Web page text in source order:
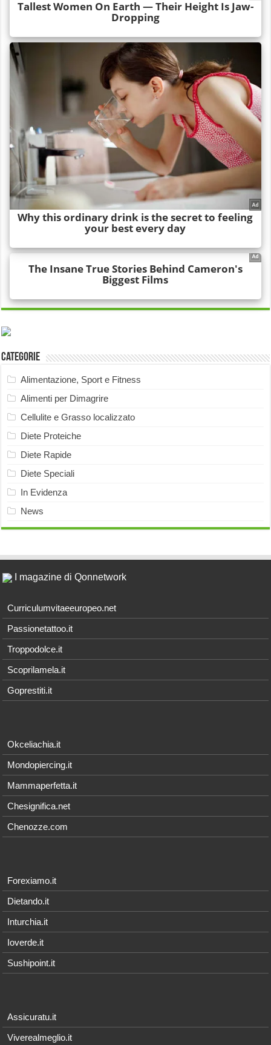
Categorie
Alimentazione, Sport e Fitness
Alimenti per Dimagrire
Cellulite e Grasso localizzato
Diete Proteiche
Diete Rapide
Diete Speciali
In Evidenza
News
I magazine di Qonnetwork
Curriculumvitaeeuropeo.net
Passionetattoo.it
Troppodolce.it
Scoprilamela.it
Goprestiti.it
Okceliachia.it
Mondopiercing.it
Mammaperfetta.it
Chesignifica.net
Chenozze.com
Forexiamo.it
Dietando.it
Inturchia.it
Ioverde.it
Sushipoint.it
Assicuratu.it
Viverealmeglio.it